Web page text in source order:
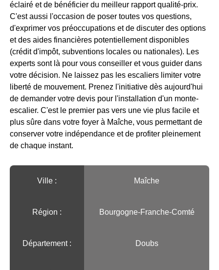
éclairé et de bénéficier du meilleur rapport qualité-prix.
C'est aussi l'occasion de poser toutes vos questions,
d'exprimer vos préoccupations et de discuter des options
et des aides financières potentiellement disponibles
(crédit d'impôt, subventions locales ou nationales). Les
experts sont là pour vous conseiller et vous guider dans
votre décision. Ne laissez pas les escaliers limiter votre
liberté de mouvement. Prenez l'initiative dès aujourd'hui
de demander votre devis pour l'installation d'un monte-
escalier. C'est le premier pas vers une vie plus facile et
plus sûre dans votre foyer à Maîche, vous permettant de
conserver votre indépendance et de profiter pleinement
de chaque instant.
Ville :️ Maîche
Région :️ Bourgogne-Franche-Comté
Département : Doubs